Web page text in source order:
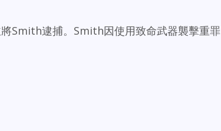
Smith逮捕。Smith因使用致命武器襲擊重罪